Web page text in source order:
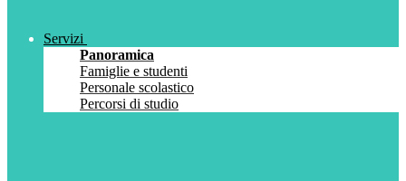
Servizi
Panoramica
Famiglie e studenti
Personale scolastico
Percorsi di studio